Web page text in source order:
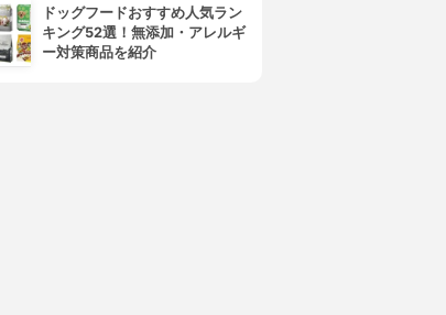
4位
ドッグフードおすすめ人気ラン
キング52選！無添加・アレルギ
ー対策商品を紹介